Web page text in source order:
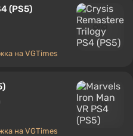
(PS5)
на VGTimes
на VGTimes